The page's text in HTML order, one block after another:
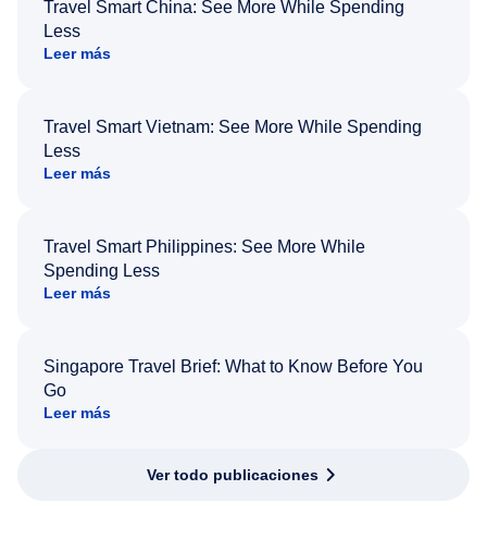
Travel Smart China: See More While Spending
Less
Leer más
Travel Smart Vietnam: See More While Spending
Less
Leer más
Travel Smart Philippines: See More While
Spending Less
Leer más
Singapore Travel Brief: What to Know Before You
Go
Leer más
Ver todo publicaciones